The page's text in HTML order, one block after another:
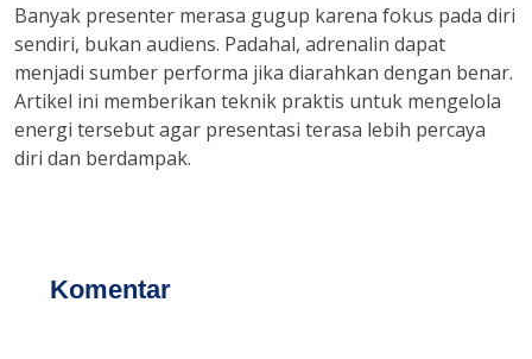
Banyak presenter merasa gugup karena fokus pada diri
sendiri, bukan audiens. Padahal, adrenalin dapat
menjadi sumber performa jika diarahkan dengan benar.
Artikel ini memberikan teknik praktis untuk mengelola
energi tersebut agar presentasi terasa lebih percaya
diri dan berdampak.
Komentar